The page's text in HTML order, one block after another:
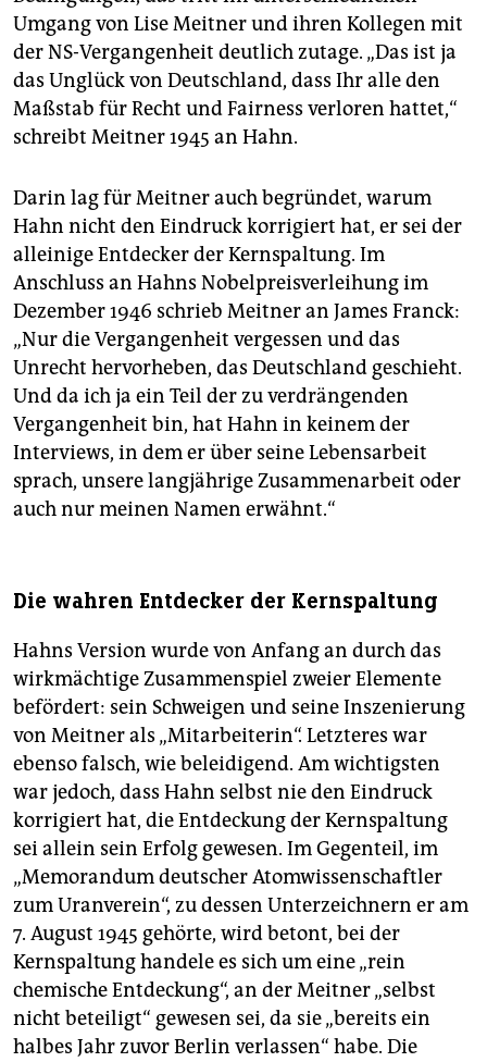
Umgang von Lise Meitner und ihren Kollegen mit
der NS-Vergangenheit deutlich zutage. „Das ist ja
das Unglück von Deutschland, dass Ihr alle den
Maßstab für Recht und Fairness verloren hattet,“
schreibt Meitner 1945 an Hahn.
Darin lag für Meitner auch begründet, warum
Hahn nicht den Eindruck korrigiert hat, er sei der
alleinige Entdecker der Kernspaltung. Im
Anschluss an Hahns Nobelpreisverleihung im
Dezember 1946 schrieb Meitner an James Franck:
„Nur die Vergangenheit vergessen und das
Unrecht hervorheben, das Deutschland geschieht.
Und da ich ja ein Teil der zu verdrängenden
Vergangenheit bin, hat Hahn in keinem der
Interviews, in dem er über seine Lebensarbeit
sprach, unsere langjährige Zusammenarbeit oder
auch nur meinen Namen erwähnt.“
Die wahren Entdecker der Kernspaltung
Hahns Version wurde von Anfang an durch das
wirkmächtige Zusammenspiel zweier Elemente
befördert: sein Schweigen und seine Inszenierung
von Meitner als „Mitarbeiterin“. Letzteres war
ebenso falsch, wie beleidigend. Am wichtigsten
war jedoch, dass Hahn selbst nie den Eindruck
korrigiert hat, die Entdeckung der Kernspaltung
sei allein sein Erfolg gewesen. Im Gegenteil, im
„Memorandum deutscher Atomwissenschaftler
zum Uranverein“, zu dessen Unterzeichnern er am
7. August 1945 gehörte, wird betont, bei der
Kernspaltung handele es sich um eine „rein
chemische Entdeckung“, an der Meitner „selbst
nicht beteiligt“ gewesen sei, da sie „bereits ein
halbes Jahr zuvor Berlin verlassen“ habe. Die